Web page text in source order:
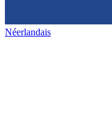
Néerlandais